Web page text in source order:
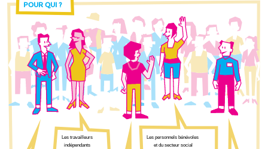
POUR QUI ?
Les personnels bénévoles
et du secteur social
Les travailleurs
indépendants